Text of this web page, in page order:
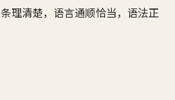
理清楚，语言通顺恰当，语法正